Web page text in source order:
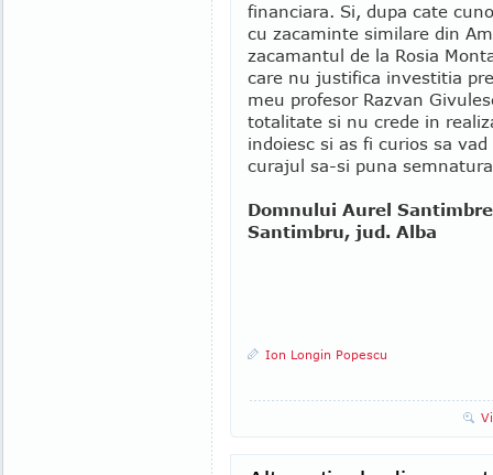
financiara. Si, dupa cate
cu zacaminte similare din
zacamantul de la Rosia
care nu justifica investitia
meu profesor Razvan
totalitate si nu crede in
indoiesc si as fi curios sa
curajul sa-si puna
Domnului Aurel
Santimbru, jud. Alba
Ion Longin Popescu